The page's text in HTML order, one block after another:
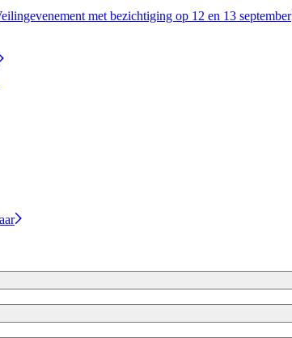
met bezichtiging op 12 en 13 september